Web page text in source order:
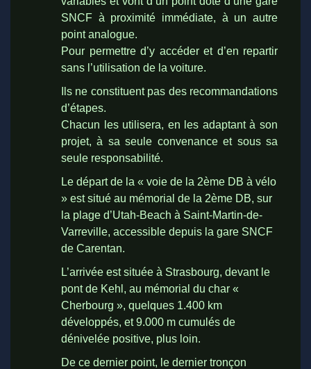
SNCF à proximité immédiate, à un autre
point analogue.
Pour permettre d’y accéder et d’en repartir
sans l’utilisation de la voiture.
Ils ne constituent pas des recommandations
d’étapes.
Chacun les utilisera, en les adaptant à son
projet, à sa seule convenance et sous sa
seule responsabilité.
Le départ de la « voie de la 2ème DB à vélo
» est situé au mémorial de la 2ème DB, sur
la plage d’Utah-Beach à Saint-Martin-de-
Varreville, accessible depuis la gare SNCF
de Carentan.
L’arrivée est située à Strasbourg, devant le
pont de Kehl, au mémorial du char «
Cherbourg », quelques 1.400 km
développés, et 9.000 m cumulés de
dénivelée positive, plus loin.
De ce dernier point, le dernier tronçon